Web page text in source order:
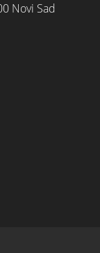
Novi Sad